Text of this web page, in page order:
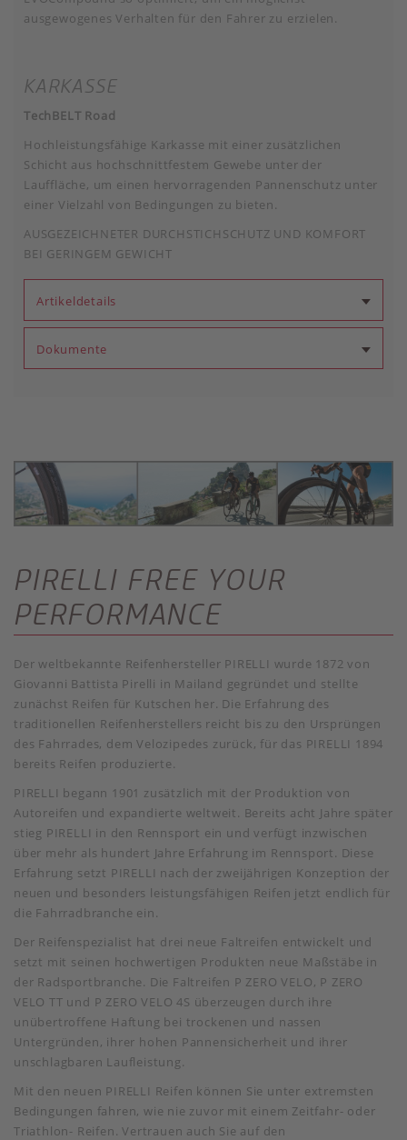
ausgewogenes Verhalten für den Fahrer zu erzielen.
KARKASSE
TechBELT Road
Hochleistungsfähige Karkasse mit einer zusätzlichen
Schicht aus hochschnittfestem Gewebe unter der
Lauffläche, um einen hervorragenden Pannenschutz unter
einer Vielzahl von Bedingungen zu bieten.
AUSGEZEICHNETER DURCHSTICHSCHUTZ UND KOMFORT
BEI GERINGEM GEWICHT
Artikeldetails
Dokumente
PIRELLI FREE YOUR
PERFORMANCE
Der weltbekannte Reifenhersteller PIRELLI wurde 1872 von
Giovanni Battista Pirelli in Mailand gegründet und stellte
zunächst Reifen für Kutschen her. Die Erfahrung des
traditionellen Reifenherstellers reicht bis zu den Ursprüngen
des Fahrrades, dem Velozipedes zurück, für das PIRELLI 1894
bereits Reifen produzierte.
PIRELLI begann 1901 zusätzlich mit der Produktion von
Autoreifen und expandierte weltweit. Bereits acht Jahre später
stieg PIRELLI in den Rennsport ein und verfügt inzwischen
über mehr als hundert Jahre Erfahrung im Rennsport. Diese
Erfahrung setzt PIRELLI nach der zweijährigen Konzeption der
neuen und besonders leistungsfähigen Reifen jetzt endlich für
die Fahrradbranche ein.
Der Reifenspezialist hat drei neue Faltreifen entwickelt und
setzt mit seinen hochwertigen Produkten neue Maßstäbe in
der Radsportbranche. Die Faltreifen P ZERO VELO, P ZERO
VELO TT und P ZERO VELO 4S überzeugen durch ihre
unübertroffene Haftung bei trockenen und nassen
Untergründen, ihrer hohen Pannensicherheit und ihrer
unschlagbaren Laufleistung.
Mit den neuen PIRELLI Reifen können Sie unter extremsten
Bedingungen fahren, wie nie zuvor mit einem Zeitfahr- oder
Triathlon- Reifen. Vertrauen auch Sie auf den